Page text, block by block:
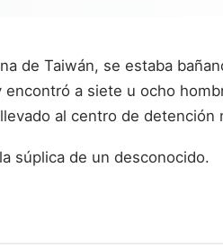
de Taiwán, se estaba
a siete u ocho
al centro de detención
súplica de un desconocido.